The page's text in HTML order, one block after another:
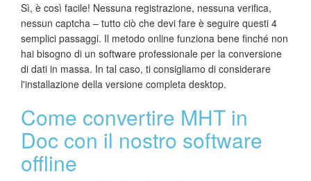
Sì, è così facile! Nessuna registrazione, nessuna verifica,
nessun captcha – tutto ciò che devi fare è seguire questi 4
semplici passaggi. Il metodo online funziona bene finché non
hai bisogno di un software professionale per la conversione
di dati in massa. In tal caso, ti consigliamo di considerare
l'installazione della versione completa desktop.
Come convertire MHT in
Doc con il nostro software
offline